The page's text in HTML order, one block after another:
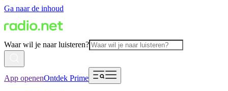
Ga naar de inhoud
Waar wil je naar luisteren?
App openenOntdek Prime